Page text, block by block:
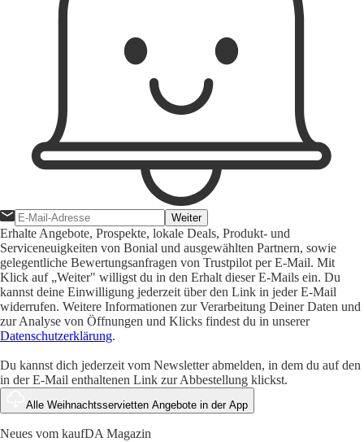
Weiter
Erhalte Angebote, Prospekte, lokale Deals, Produkt- und
Serviceneuigkeiten von Bonial und ausgewählten Partnern, sowie
gelegentliche Bewertungsanfragen von Trustpilot per E-Mail. Mit
Klick auf „Weiter" willigst du in den Erhalt dieser E-Mails ein. Du
kannst deine Einwilligung jederzeit über den Link in jeder E-Mail
widerrufen. Weitere Informationen zur Verarbeitung Deiner Daten und
zur Analyse von Öffnungen und Klicks findest du in unserer
Datenschutzerklärung.
Du kannst dich jederzeit vom Newsletter abmelden, in dem du auf den
in der E-Mail enthaltenen Link zur Abbestellung klickst.
Alle Weihnachtsservietten Angebote in der App
Neues vom kaufDA Magazin